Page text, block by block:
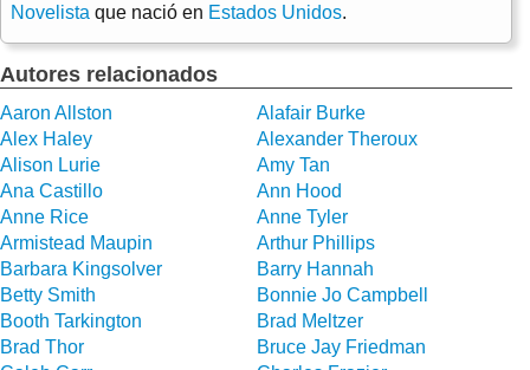
Novelista que nació en Estados Unidos.
Autores relacionados
Aaron Allston
Alafair Burke
Alex Haley
Alexander Theroux
Alison Lurie
Amy Tan
Ana Castillo
Ann Hood
Anne Rice
Anne Tyler
Armistead Maupin
Arthur Phillips
Barbara Kingsolver
Barry Hannah
Betty Smith
Bonnie Jo Campbell
Booth Tarkington
Brad Meltzer
Brad Thor
Bruce Jay Friedman